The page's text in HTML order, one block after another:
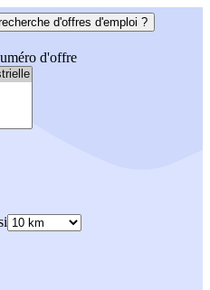
d'offres d'emploi ?
d'offre